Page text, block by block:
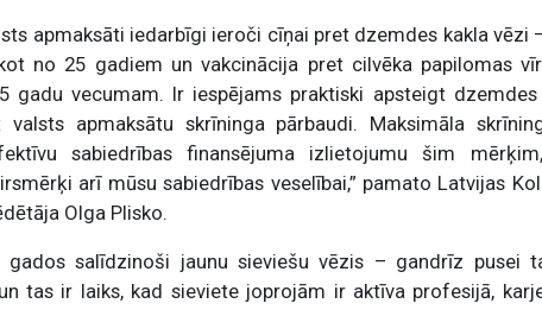
apmaksāti iedarbīgi ieroči cīņai pret dzemdes kakla vēzi
no 25 gadiem un vakcinācija pret cilvēka papilomas
gadu vecumam. Ir iespējams praktiski apsteigt dzemdes
valsts apmaksātu skrīninga pārbaudi. Maksimāla
sabiedrības finansējuma izlietojumu šim
arī mūsu sabiedrības veselībai,” pamato Latvijas
Olga Plisko.
gados salīdzinoši jaunu sieviešu vēzis – gandrīz pusei
tas ir laiks, kad sieviete joprojām ir aktīva profesijā,